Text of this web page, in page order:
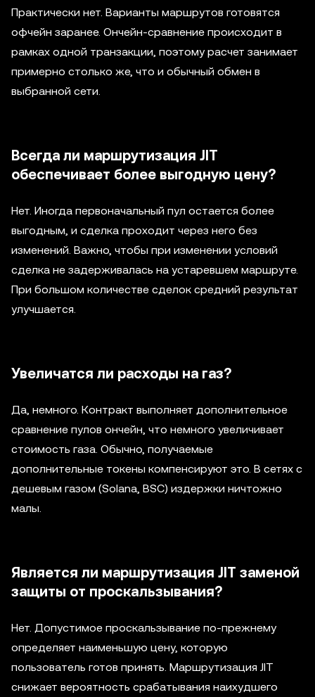
Практически нет. Варианты маршрутов готовятся
офчейн заранее. Ончейн-сравнение происходит в
рамках одной транзакции, поэтому расчет занимает
примерно столько же, что и обычный обмен в
выбранной сети.
Всегда ли маршрутизация JIT
обеспечивает более выгодную цену?
Нет. Иногда первоначальный пул остается более
выгодным, и сделка проходит через него без
изменений. Важно, чтобы при изменении условий
сделка не задерживалась на устаревшем маршруте.
При большом количестве сделок средний результат
улучшается.
Увеличатся ли расходы на газ?
Да, немного. Контракт выполняет дополнительное
сравнение пулов ончейн, что немного увеличивает
стоимость газа. Обычно, получаемые
дополнительные токены компенсируют это. В сетях с
дешевым газом (Solana, BSC) издержки ничтожно
малы.
Является ли маршрутизация JIT заменой
защиты от проскальзывания?
Нет. Допустимое проскальзывание по-прежнему
определяет наименьшую цену, которую
пользователь готов принять. Маршрутизация JIT
снижает вероятность срабатывания наихудшего